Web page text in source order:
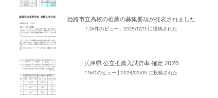
姫路市立高校の推薦の募集要項が発表されました
1.2k件のビュー 2025/12/11 に投稿された
兵庫県 公立推薦入試倍率 確定 2026
1.1k件のビュー 2026/02/05 に投稿された